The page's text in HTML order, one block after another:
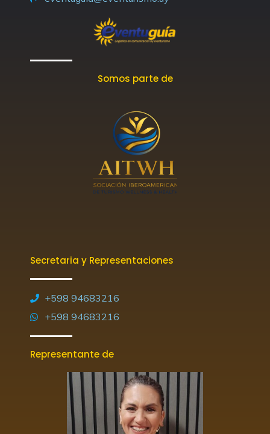
Somos parte de
Secretaria y Representaciones
+598 94683216
+598 94683216
Representante de